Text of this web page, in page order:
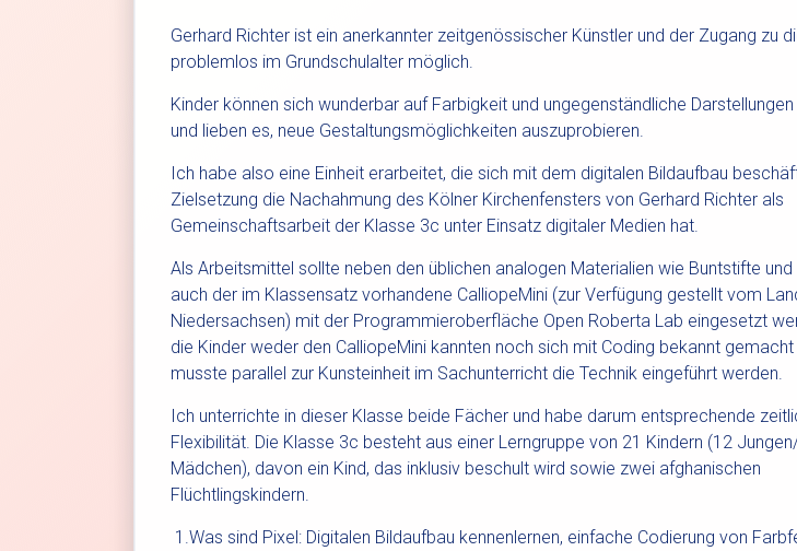
Gerhard Richter ist ein anerkannter zeitgenössischer Künstler und der Zugang zu
problemlos im Grundschulalter möglich.
Kinder können sich wunderbar auf Farbigkeit und ungegenständliche
und lieben es, neue Gestaltungsmöglichkeiten auszuprobieren.
Ich habe also eine Einheit erarbeitet, die sich mit dem digitalen Bildaufbau
Zielsetzung die Nachahmung des Kölner Kirchenfensters von Gerhard Richter als
Gemeinschaftsarbeit der Klasse 3c unter Einsatz digitaler Medien hat.
Als Arbeitsmittel sollte neben den üblichen analogen Materialien wie Buntstifte und
auch der im Klassensatz vorhandene CalliopeMini (zur Verfügung gestellt vom
Niedersachsen) mit der Programmieroberfläche Open Roberta Lab eingesetzt
die Kinder weder den CalliopeMini kannten noch sich mit Coding bekannt
musste parallel zur Kunsteinheit im Sachunterricht die Technik eingeführt werden.
Ich unterrichte in dieser Klasse beide Fächer und habe darum entsprechende
Flexibilität. Die Klasse 3c besteht aus einer Lerngruppe von 21 Kindern (12
Mädchen), davon ein Kind, das inklusiv beschult wird sowie zwei afghanischen
Flüchtlingskindern.
1.Was sind Pixel: Digitalen Bildaufbau kennenlernen, einfache Codierung von